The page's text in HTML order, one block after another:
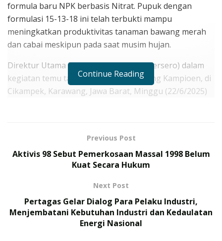
formula baru NPK berbasis Nitrat. Pupuk dengan
formulasi 15-13-18 ini telah terbukti mampu
meningkatkan produktivitas tanaman bawang merah
dan cabai meskipun pada saat musim hujan.
Direktur Utama PT Pupuk Indonesia (Persero) dalam
kegiatan temu tani di Kebun Riset Kujang Kampioen, di
Cikampek, Karawang, Jawa Barat, Minggu (22/6/2025)
kesejahteraan petani tidak lepas dari peningkatan
produktivitas.
175 Prajurit TNI Rampungkan Misi Perdamaian PBB di
Kongo, Terima Satyalancana Santi Dharma
TNI Gelar Latihan Terintegrasi 2026, Ini Daftar
Continue Reading
Previous Post
Aktivis 98 Sebut Pemerkosaan Massal 1998 Belum
Kuat Secara Hukum
Next Post
Pertagas Gelar Dialog Para Pelaku Industri,
Menjembatani Kebutuhan Industri dan Kedaulatan
Energi Nasional